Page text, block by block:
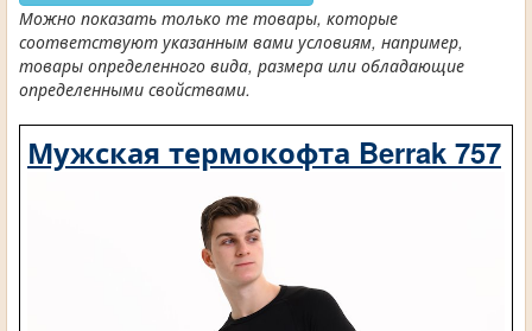
Можно показать только те товары, которые
соответствуют указанным вами условиям, например,
товары определенного вида, размера или обладающие
определенными свойствами.
Мужская термокофта Berrak 757